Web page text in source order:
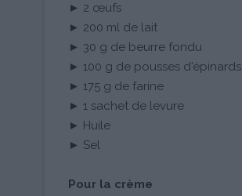
► 2 œufs
► 200 ml de lait
► 30 g de beurre fondu
► 100 g de pousses d'épinards
► 175 g de farine
► 1 sachet de levure
► Huile
► Sel
Pour la crème